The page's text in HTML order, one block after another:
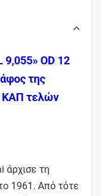
OD 12
της
ΚΑΠ τελών
άρχισε τη
1961. Από τότε